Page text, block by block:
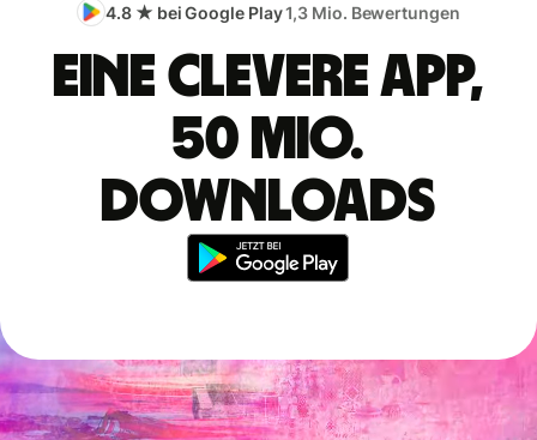
4.8 ★ bei Google Play1,3 Mio. Bewertungen
Eine clevere App,
50 Mio.
Downloads